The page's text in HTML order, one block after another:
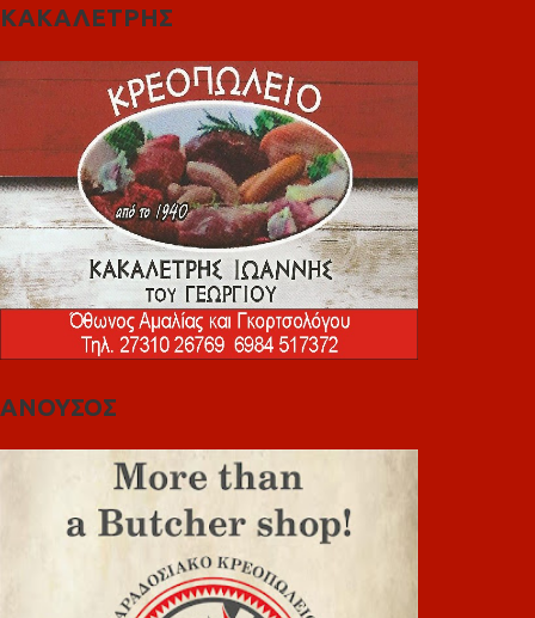
ΚΑΚΑΛΕΤΡΗΣ
ΑΝΟΥΣΟΣ